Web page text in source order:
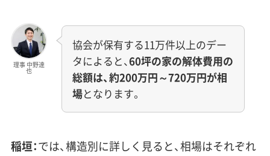
理事 中野達
也
協会が保有する11万件以上のデー
タによると、60坪の家の解体費用の
総額は、約200万円～720万円が相
場となります。
稲垣：では、構造別に詳しく見ると、相場はそれぞれ